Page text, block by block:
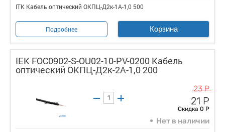
ITK Кабель оптический ОКПЦ-Д2к-1А-1,0 500
Подробнее Корзина
IEK FOC0902-S-OU02-10-PV-0200 Кабель
оптический ОКПЦ-Д2к-2А-1,0 200
23 Р
21 Р
Скидка 0 Р
Нет в наличии